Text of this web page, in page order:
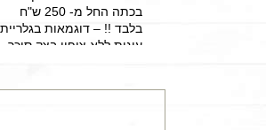
בכתה החל מ- 250 ש"ח
בלבד !! – דוגמאות בגלריית
עוגות ללא ציפוי בצק סוכר